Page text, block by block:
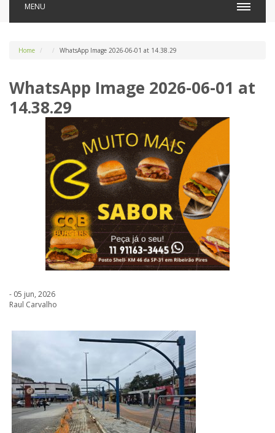
MENU
Home WhatsApp Image 2026-06-01 at 14.38.29
WhatsApp Image 2026-06-01 at
14.38.29
- 05 jun, 2026
Raul Carvalho